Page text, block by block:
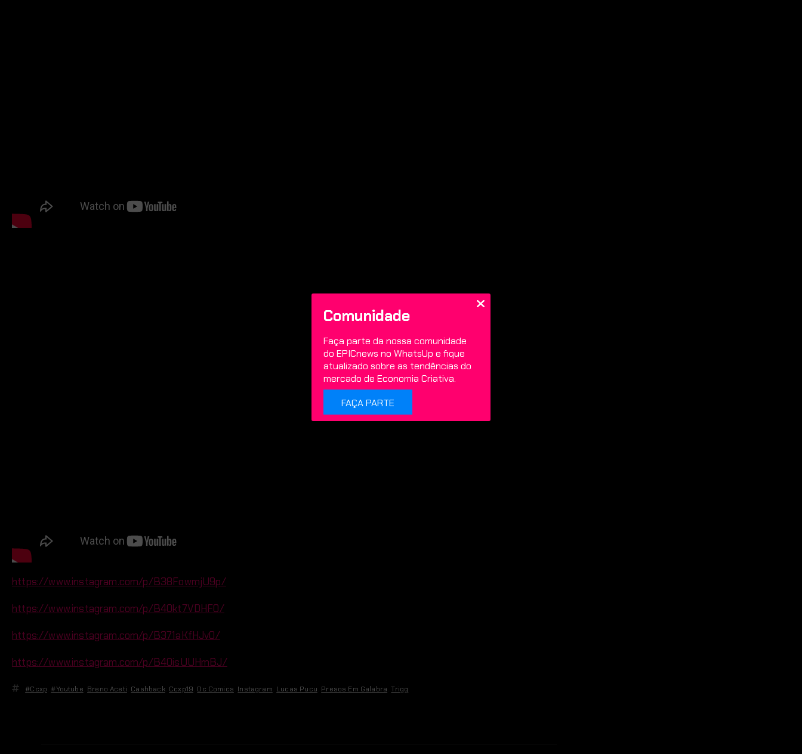
https://www.instagram.com/p/B38FowmjU9p/
https://www.instagram.com/p/B40kt7VDHF0/
https://www.instagram.com/p/B371aKfHJv0/
https://www.instagram.com/p/B40isUUHmBJ/
#ccxp #youtube Breno Aceti Cashback, Ccxp19 Dc Comics Instagram Lucas Pucu Presos Em Galabra ,Trigg
Comunidade
Faça parte da nossa comunidade
do EPICnews no WhatsUp e fique
atualizado sobre as tendências do
mercado de Economia Criativa.
FAÇA PARTE